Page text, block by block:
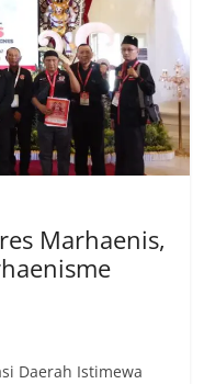
Marhaenis,
Daerah Istimewa